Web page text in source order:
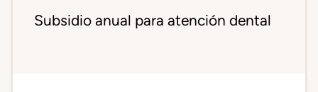
Subsidio anual para atención dental